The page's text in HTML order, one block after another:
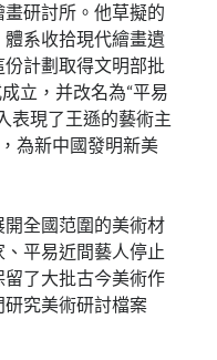
研討所。他草擬的
系收拾現代繪畫遺
計劃取得文明部批
立，并改名為“平易
表現了王遜的藝術主
為新中國發明新美
全國范圍的美術材
平易近間藝人停止
了大批古今美術作
究美術研討檔案